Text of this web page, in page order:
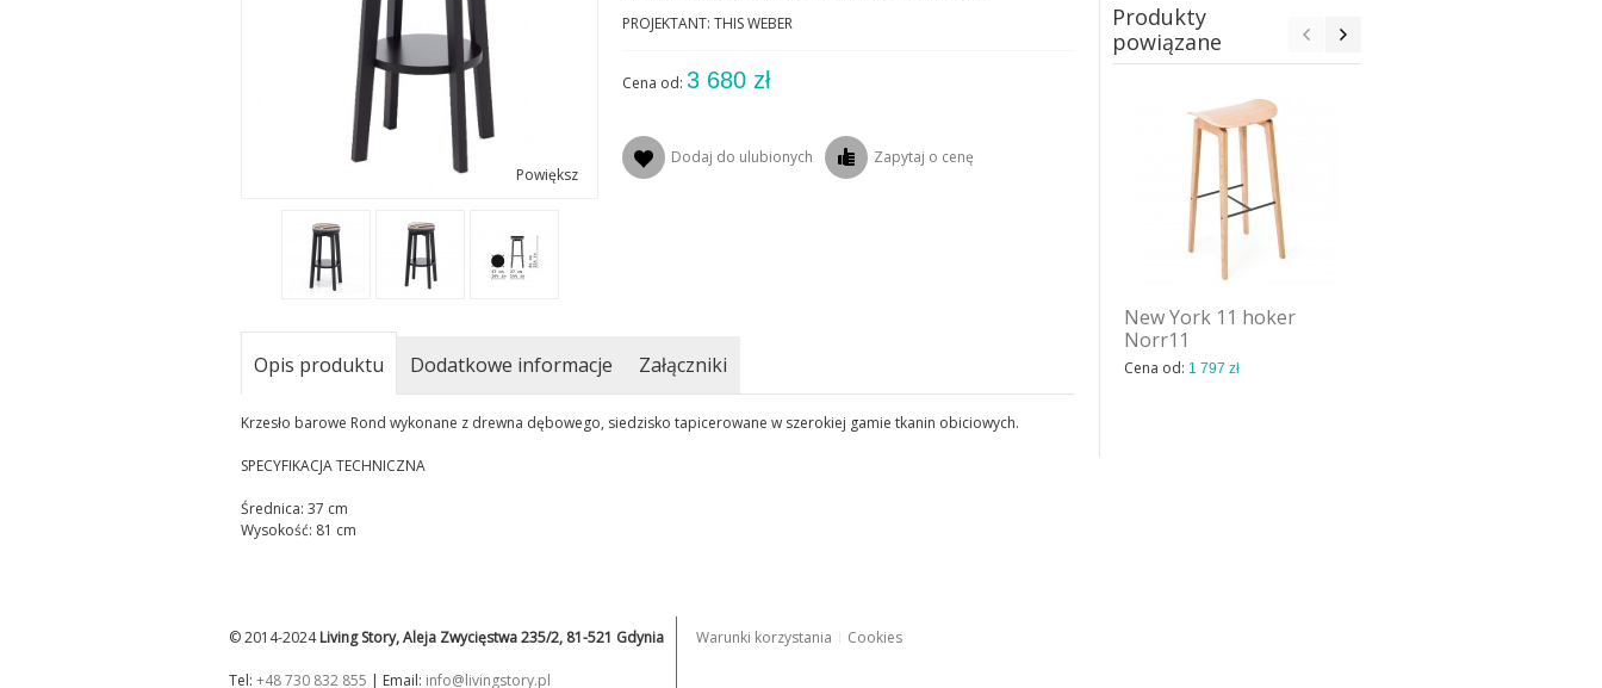
Powiększ
PROJEKTANT: THIS WEBER
Cena od: 3 680 zł
Dodaj do ulubionych Zapytaj o cenę
Produkty
powiązane
New York 11 hoker
Norr11
Cena od: 1 797 zł
Opis produktu Dodatkowe informacje Załączniki
Krzesło barowe Rond wykonane z drewna dębowego, siedzisko tapicerowane w szerokiej gamie tkanin obiciowych.
SPECYFIKACJA TECHNICZNA
Średnica: 37 cm
Wysokość: 81 cm
© 2014-2024Living Story, Aleja Zwycięstwa 235/2, 81-521 Gdynia
Tel: +48 730 832 855 | Email: info@livingstory.pl
Warunki korzystania Cookies